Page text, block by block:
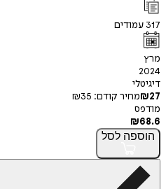
317 עמודים
מרץ
2024
דיגיטלי
₪27 מחיר קודם: ₪35
מודפס
₪68.6
הוספה לסל